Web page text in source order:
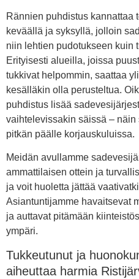
Rännien puhdistus kannattaa
keväällä ja syksyllä, jolloin
niin lehtien pudotukseen kuin
Erityisesti alueilla, joissa
tukkivat helpommin, saattaa
kesälläkin olla perusteltua.
puhdistus lisää
vaihtelevissakin säissä –
pitkän päälle korjauskuluissa.
Meidän avullamme
ammattilaisen ottein ja
ja voit huoletta jättää
Asiantuntijamme havaitsevat
ja auttavat pitämään
ympäri.
Tukkeutunut ja
aiheuttaa harmia